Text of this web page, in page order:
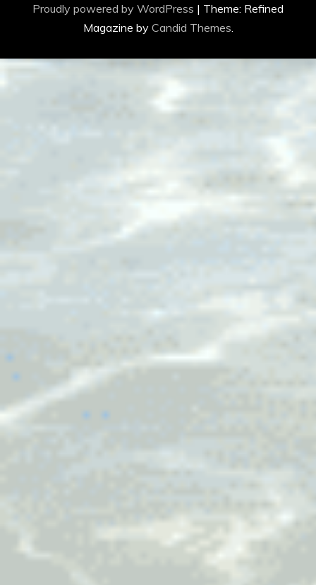
Proudly powered by WordPress | Theme: Refined
Magazine by Candid Themes